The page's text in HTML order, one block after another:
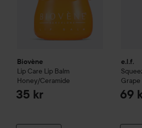
Biovène
Lip Care Lip Balm
Honey/Ceramide
35 kr
e.l.f.
Grape
69